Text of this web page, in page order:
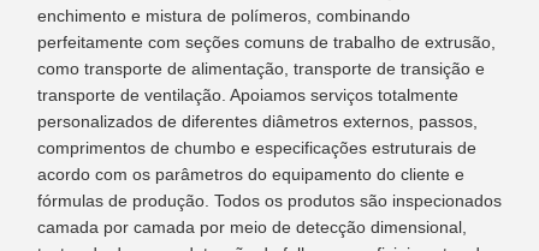
enchimento e mistura de polímeros, combinando
perfeitamente com seções comuns de trabalho de extrusão,
como transporte de alimentação, transporte de transição e
transporte de ventilação. Apoiamos serviços totalmente
personalizados de diferentes diâmetros externos, passos,
comprimentos de chumbo e especificações estruturais de
acordo com os parâmetros do equipamento do cliente e
fórmulas de produção. Todos os produtos são inspecionados
camada por camada por meio de detecção dimensional,